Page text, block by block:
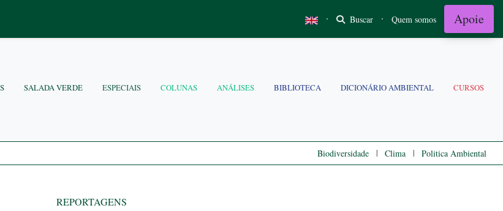
· Buscar · Quem somos Apoie
SALADA VERDE ESPECIAIS COLUNAS ANÁLISES BIBLIOTECA DICIONÁRIO AMBIENTAL CURSOS
Biodiversidade | Clima | Politica Ambiental
REPORTAGENS